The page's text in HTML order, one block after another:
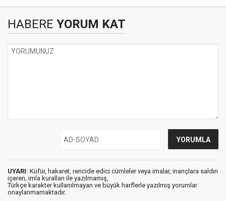
HABERE YORUM KAT
UYARI: Küfür, hakaret, rencide edici cümleler veya imalar, inançlara saldırı
içeren, imla kuralları ile yazılmamış,
Türkçe karakter kullanılmayan ve büyük harflerle yazılmış yorumlar
onaylanmamaktadır.